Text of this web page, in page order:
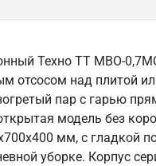
Техно ТТ МВО-
отсосом над плитой
пар с гарью
модель без
мм, с гладкой
уборке. Корпус